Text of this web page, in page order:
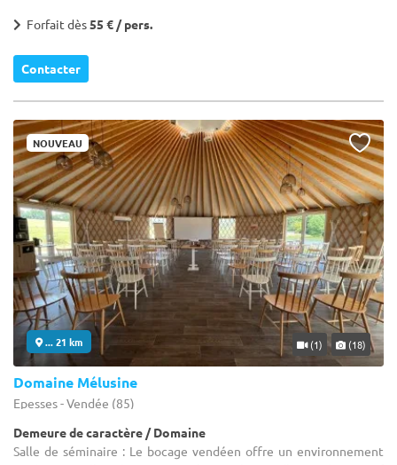
Forfait dès55 € / pers.
Contacter
NOUVEAU
... 21 km (1) (18)
Domaine Mélusine
Epesses - Vendée (85)
Demeure de caractère / Domaine
Salle de séminaire : Le bocage vendéen offre un environnement